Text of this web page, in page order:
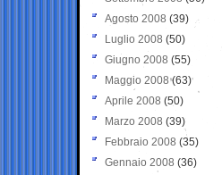
Agosto 2008 (39)
Luglio 2008 (50)
Giugno 2008 (55)
Maggio 2008(63)
Aprile 2008 (50)
Marzo 2008 (39)
Febbraio 2008 (35)
Gennaio 2008 (36)